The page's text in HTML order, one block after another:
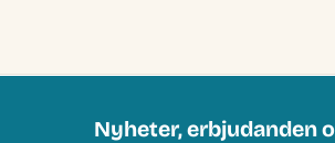
Nyheter, erbjudanden